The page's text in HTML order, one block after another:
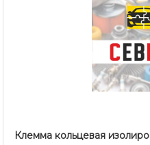
Клемма кольцевая